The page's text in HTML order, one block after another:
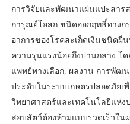
การวิจัยและพัฒนาแผ่นแปะสาร
การุณย์โอสถ ชนิดออกฤทธิ์ทางก
อาการของโรคสะเก็ดเงินชนิดผื่
ความรุนแรงน้อยถึงปานกลาง โ
แพทย์ทางเลือก, ผลงาน การพัฒ
ประดับในระบบเกษตรปลอดภัยเ
วิทยาศาสตร์และเทคโนโลยีแห่ง
สอบสัตว์ต้องห้ามแบบรวดเร็วใ